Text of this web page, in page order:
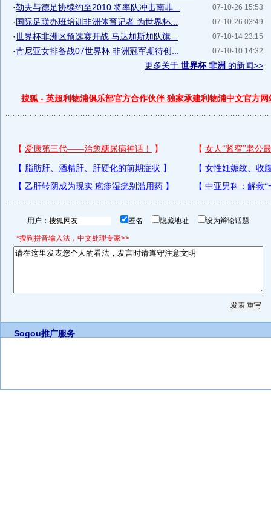
07-10-26 15:53
·勒夫与德足协续约至2010 将率队冲击南非...
07-10-26 03:49
·国际足联办班培训非洲体育记者 为世界杯...
07-10-14 23:15
·世界杯非洲区预选赛开战 马达加斯加队旗...
07-10-10 14:32
·肯尼亚女排备战07世界杯 非洲冠军期待创...
更多关于 世界杯 非洲 的新闻>>
搜狐 - 英超利物浦俱乐部官方合作伙伴 独家承建利物浦中文官方网
用户： 匿名 隐藏地址 设为辩论话题
*搜狗拼音输入法，中文处理专家>>
Sogou推广服务